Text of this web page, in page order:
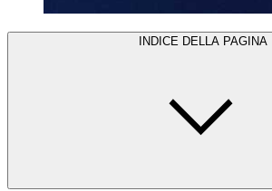
INDICE DELLA PAGINA